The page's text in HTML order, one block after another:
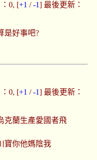
0, [+1 /-1] 最後更新：
是好事吧?
0, [+1 /-1] 最後更新：
克蘭生產愛國者飛
寶你他媽陰我